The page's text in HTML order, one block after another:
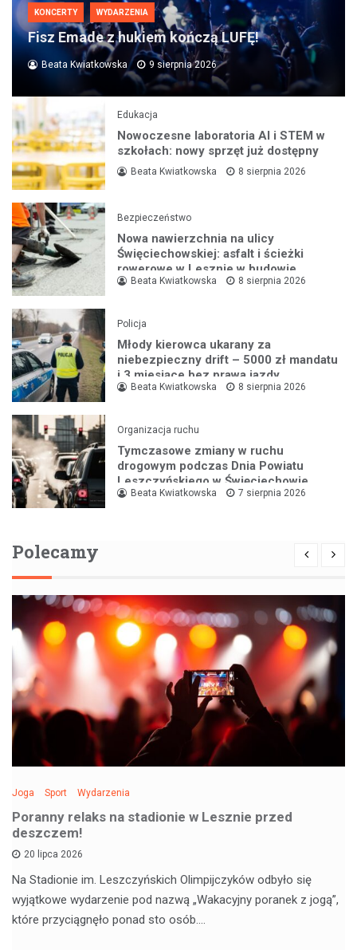
KONCERTY WYDARZENIA
Fisz Emade z hukiem kończą LUFĘ!
Beata Kwiatkowska 9 sierpnia 2026
Edukacja
Nowoczesne laboratoria AI i STEM w
szkołach: nowy sprzęt już dostępny
Beata Kwiatkowska 8 sierpnia 2026
Bezpieczeństwo
Nowa nawierzchnia na ulicy
Święciechowskiej: asfalt i ścieżki
rowerowe w Lesznie w budowie
Beata Kwiatkowska 8 sierpnia 2026
Policja
Młody kierowca ukarany za
niebezpieczny drift – 5000 zł mandatu
i 3 miesiące bez prawa jazdy
Beata Kwiatkowska 8 sierpnia 2026
Organizacja ruchu
Tymczasowe zmiany w ruchu
drogowym podczas Dnia Powiatu
Leszczyńskiego w Święciechowie
Beata Kwiatkowska 7 sierpnia 2026
Polecamy
Joga Sport Wydarzenia
Poranny relaks na stadionie w Lesznie przed
deszczem!
20 lipca 2026
Na Stadionie im. Leszczyńskich Olimpijczyków odbyło się
wyjątkowe wydarzenie pod nazwą „Wakacyjny poranek z jogą”,
które przyciągnęło ponad sto osób.…